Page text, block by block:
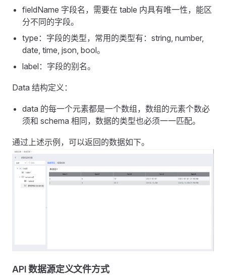
fieldName 字段名，需要在 table 内具有唯一性，能区
分不同的字段。
type：字段的类型，常用的类型有：string, number,
date, time, json, bool。
label：字段的别名。
Data 结构定义：
data 的每一个元素都是一个数组，数组的元素个数必
须和 schema 相同，数据的类型也必须一一匹配。
通过上述示例，可以返回的数据如下。
API 数据源定义文件方式